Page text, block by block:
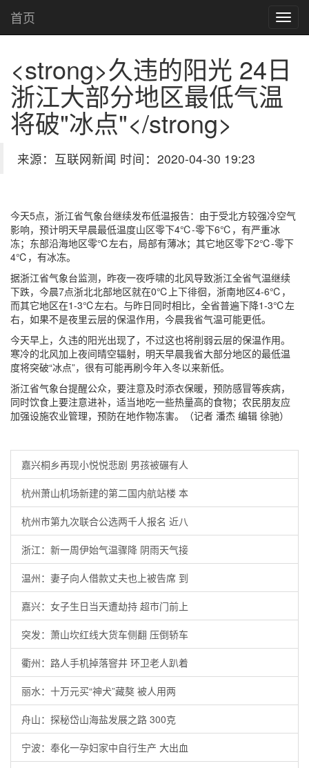
首页
<strong>久违的阳光 24日
浙江大部分地区最低气温
将破"冰点"</strong>
来源：互联网新闻 时间：2020-04-30 19:23
今天5点，浙江省气象台继续发布低温报告：由于受北方较强冷空气
影响，预计明天早晨最低温度山区零下4℃-零下6℃，有严重冰
冻；东部沿海地区零℃左右，局部有薄冰；其它地区零下2℃-零下
4℃，有冰冻。
据浙江省气象台监测，昨夜一夜呼啸的北风导致浙江全省气温继续
下跌，今晨7点浙北北部地区就在0℃上下徘徊，浙南地区4-6℃，
而其它地区在1-3℃左右。与昨日同时相比，全省普遍下降1-3℃左
右，如果不是夜里云层的保温作用，今晨我省气温可能更低。
今天早上，久违的阳光出现了，不过这也将削弱云层的保温作用。
寒冷的北风加上夜间晴空辐射，明天早晨我省大部分地区的最低温
度将突破“冰点”，很有可能再刷今年入冬以来新低。
浙江省气象台提醒公众，要注意及时添衣保暖，预防感冒等疾病，
同时饮食上要注意进补，适当地吃一些热量高的食物；农民朋友应
加强设施农业管理，预防在地作物冻害。（记者 潘杰 编辑 徐驰）
嘉兴桐乡再现小悦悦悲剧 男孩被碾有人
杭州萧山机场新建的第二国内航站楼 本
杭州市第九次联合公选两千人报名 近八
浙江：新一周伊始气温骤降 阴雨天气接
温州：妻子向人借款丈夫也上被告席 到
嘉兴：女子生日当天遭劫持 超市门前上
突发：萧山坎红线大货车侧翻 压倒轿车
衢州：路人手机掉落窨井 环卫老人趴着
丽水：十万元买“神犬”藏獒 被人用两
舟山：探秘岱山海盐发展之路 300克
宁波：奉化一孕妇家中自行生产 大出血